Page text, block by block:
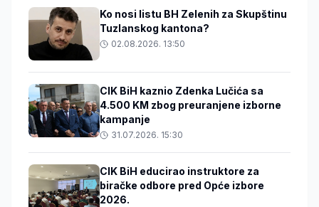
Ko nosi listu BH Zelenih za Skupštinu
Tuzlanskog kantona?
02.08.2026. 13:50
CIK BiH kaznio Zdenka Lučića sa
4.500 KM zbog preuranjene izborne
kampanje
31.07.2026. 15:30
CIK BiH educirao instruktore za
biračke odbore pred Opće izbore
2026.